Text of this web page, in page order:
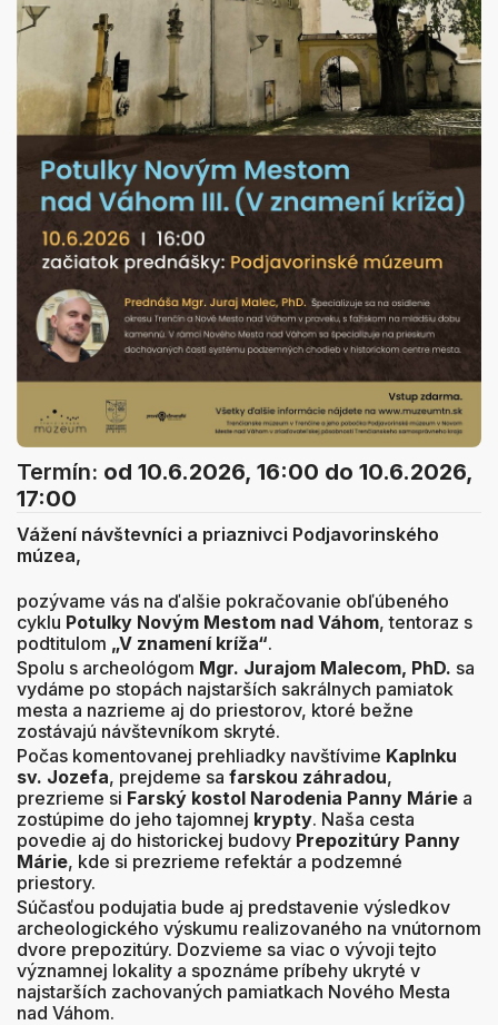
Termín: od 10.6.2026, 16:00 do 10.6.2026,
17:00
Vážení návštevníci a priaznivci Podjavorinského
múzea,
pozývame vás na ďalšie pokračovanie obľúbeného
cyklu Potulky Novým Mestom nad Váhom, tentoraz s
podtitulom „V znamení kríža“.
Spolu s archeológom Mgr. Jurajom Malecom, PhD. sa
vydáme po stopách najstarších sakrálnych pamiatok
mesta a nazrieme aj do priestorov, ktoré bežne
zostávajú návštevníkom skryté.
Počas komentovanej prehliadky navštívime Kaplnku
sv. Jozefa, prejdeme sa farskou záhradou,
prezrieme si Farský kostol Narodenia Panny Márie a
zostúpime do jeho tajomnej krypty. Naša cesta
povedie aj do historickej budovy Prepozitúry Panny
Márie, kde si prezrieme refektár a podzemné
priestory.
Súčasťou podujatia bude aj predstavenie výsledkov
archeologického výskumu realizovaného na vnútornom
dvore prepozitúry. Dozvieme sa viac o vývoji tejto
významnej lokality a spoznáme príbehy ukryté v
najstarších zachovaných pamiatkach Nového Mesta
nad Váhom.